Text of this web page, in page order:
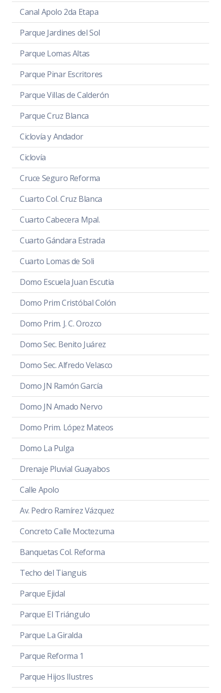
Canal Apolo 2da Etapa
Parque Jardines del Sol
Parque Lomas Altas
Parque Pinar Escritores
Parque Villas de Calderón
Parque Cruz Blanca
Ciclovía y Andador
Ciclovía
Cruce Seguro Reforma
Cuarto Col. Cruz Blanca
Cuarto Cabecera Mpal.
Cuarto Gándara Estrada
Cuarto Lomas de Soli
Domo Escuela Juan Escutia
Domo Prim Cristóbal Colón
Domo Prim. J. C. Orozco
Domo Sec. Benito Juárez
Domo Sec. Alfredo Velasco
Domo JN Ramón García
Domo JN Amado Nervo
Domo Prim. López Mateos
Domo La Pulga
Drenaje Pluvial Guayabos
Calle Apolo
Av. Pedro Ramírez Vázquez
Concreto Calle Moctezuma
Banquetas Col. Reforma
Techo del Tianguis
Parque Ejidal
Parque El Triángulo
Parque La Giralda
Parque Reforma 1
Parque Hijos Ilustres